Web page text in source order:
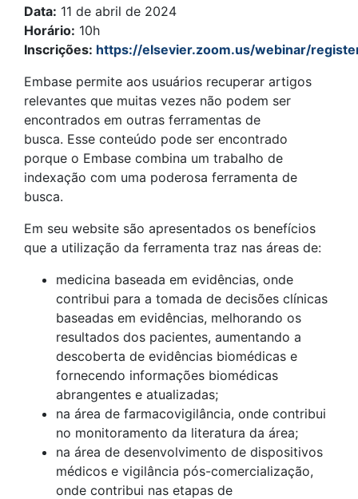
Data: 11 de abril de 2024
Horário: 10h
Inscrições: https://elsevier.zoom.us/webinar/
Embase permite aos usuários recuperar artigos
relevantes que muitas vezes não podem ser
encontrados em outras ferramentas de
busca. Esse conteúdo pode ser encontrado
porque o Embase combina um trabalho de
indexação com uma poderosa ferramenta de
busca.
Em seu website são apresentados os benefícios
que a utilização da ferramenta traz nas áreas de:
medicina baseada em evidências, onde
contribui para a tomada de decisões clínicas
baseadas em evidências, melhorando os
resultados dos pacientes, aumentando a
descoberta de evidências biomédicas e
fornecendo informações biomédicas
abrangentes e atualizadas;
na área de farmacovigilância, onde contribui
no monitoramento da literatura da área;
na área de desenvolvimento de dispositivos
médicos e vigilância pós-comercialização,
onde contribui nas etapas de